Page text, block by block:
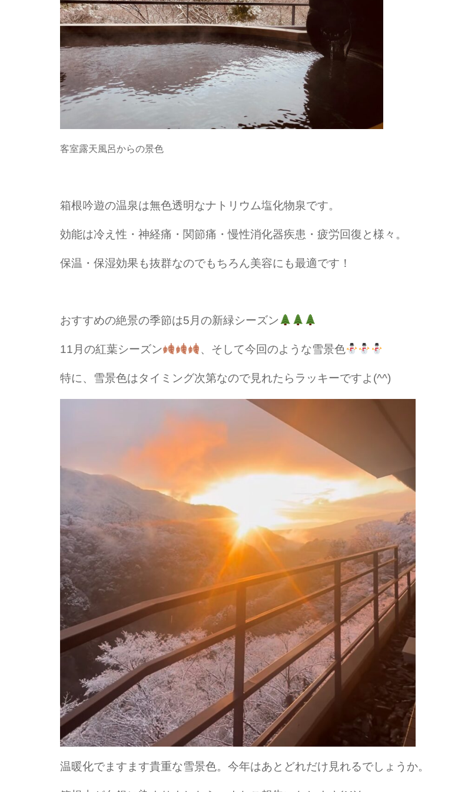
客室露天風呂からの景色
箱根吟遊の温泉は無色透明なナトリウム塩化物泉です。
効能は冷え性・神経痛・関節痛・慢性消化器疾患・疲労回復と様々。
保温・保湿効果も抜群なのでもちろん美容にも最適です！
おすすめの絶景の季節は5月の新緑シーズン
11月の紅葉シーズン 、そして今回のような雪景色
特に、雪景色はタイミング次第なので見れたらラッキーですよ(^^)
温暖化でますます貴重な雪景色。今年はあとどれだけ見れるでしょうか。